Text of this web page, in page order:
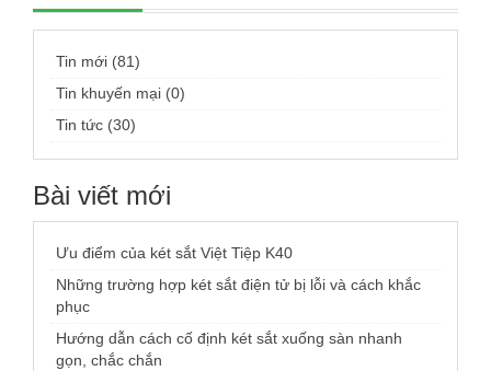
Tin mới (81)
Tin khuyến mại (0)
Tin tức (30)
Bài viết mới
Ưu điểm của két sắt Việt Tiệp K40
Những trường hợp két sắt điện tử bị lỗi và cách khắc
phục
Hướng dẫn cách cố định két sắt xuống sàn nhanh
gọn, chắc chắn